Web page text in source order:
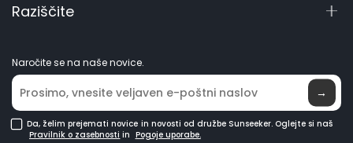
Dodatna Oprema
Elite Lab
Kje Kupiti
Raziščite
Naročite se na naše novice.
→
Da, želim prejemati novice in novosti od družbe Sunseeker. Oglejte si naš
Pravilnik o zasebnosti in Pogoje uporabe.